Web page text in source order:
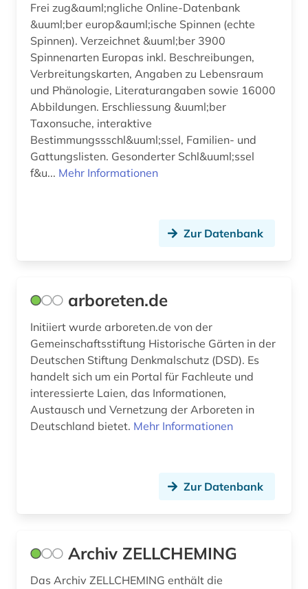
genomik (2)
genomprojekt (2)
genotyp (2)
gentechnik (1)
gentechnologie (1)
geochemie (1)
geschichte 1830-1930 (1)
geschützte topographien (1)
gesundheitsberichterstattung (1)
gesundheitsförderung (1)
gewerbliche schutzrechte (1)
glazialgeologie (1)
glaziologie (1)
Frei zug&auml;ngliche Online-Datenbank
&uuml;ber europ&auml;ische Spinnen (echte
Spinnen). Verzeichnet &uuml;ber 3900
Spinnenarten Europas inkl. Beschreibungen,
Verbreitungskarten, Angaben zu Lebensraum
und Phänologie, Literaturangaben sowie 16000
Abbildungen. Erschliessung &uuml;ber
Taxonsuche, interaktive
Bestimmungssschl&uuml;ssel, Familien- und
Gattungslisten. Gesonderter Schl&uuml;ssel
f&u... Mehr Informationen
Zur Datenbank
arboreten.de
Initiiert wurde arboreten.de von der
Gemeinschaftsstiftung Historische Gärten in der
Deutschen Stiftung Denkmalschutz (DSD). Es
handelt sich um ein Portal für Fachleute und
interessierte Laien, das Informationen,
Austausch und Vernetzung der Arboreten in
Deutschland bietet. Mehr Informationen
Zur Datenbank
Archiv ZELLCHEMING
Das Archiv ZELLCHEMING enthält die